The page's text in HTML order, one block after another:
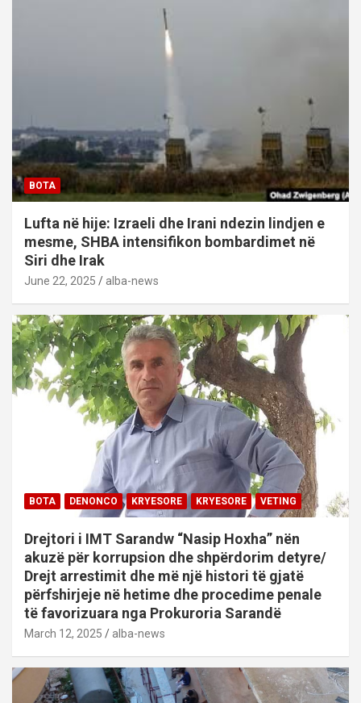
BOTA
Lufta në hije: Izraeli dhe Irani ndezin lindjen e
mesme, SHBA intensifikon bombardimet në
Siri dhe Irak
June 22, 2025 alba-news
BOTA DENONCO KRYESORE KRYESORE VETING
Drejtori i IMT Sarandw “Nasip Hoxha” nën
akuzë për korrupsion dhe shpërdorim detyre/
Drejt arrestimit dhe më një histori të gjatë
përfshirjeje në hetime dhe procedime penale
të favorizuara nga Prokuroria Sarandë
March 12, 2025 alba-news